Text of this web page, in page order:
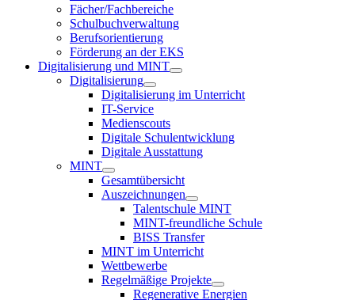
Fächer/Fachbereiche
Schulbuchverwaltung
Berufsorientierung
Förderung an der EKS
Digitalisierung und MINT
Digitalisierung
Digitalisierung im Unterricht
IT-Service
Medienscouts
Digitale Schulentwicklung
Digitale Ausstattung
MINT
Gesamtübersicht
Auszeichnungen
Talentschule MINT
MINT-freundliche Schule
BISS Transfer
MINT im Unterricht
Wettbewerbe
Regelmäßige Projekte
Regenerative Energien